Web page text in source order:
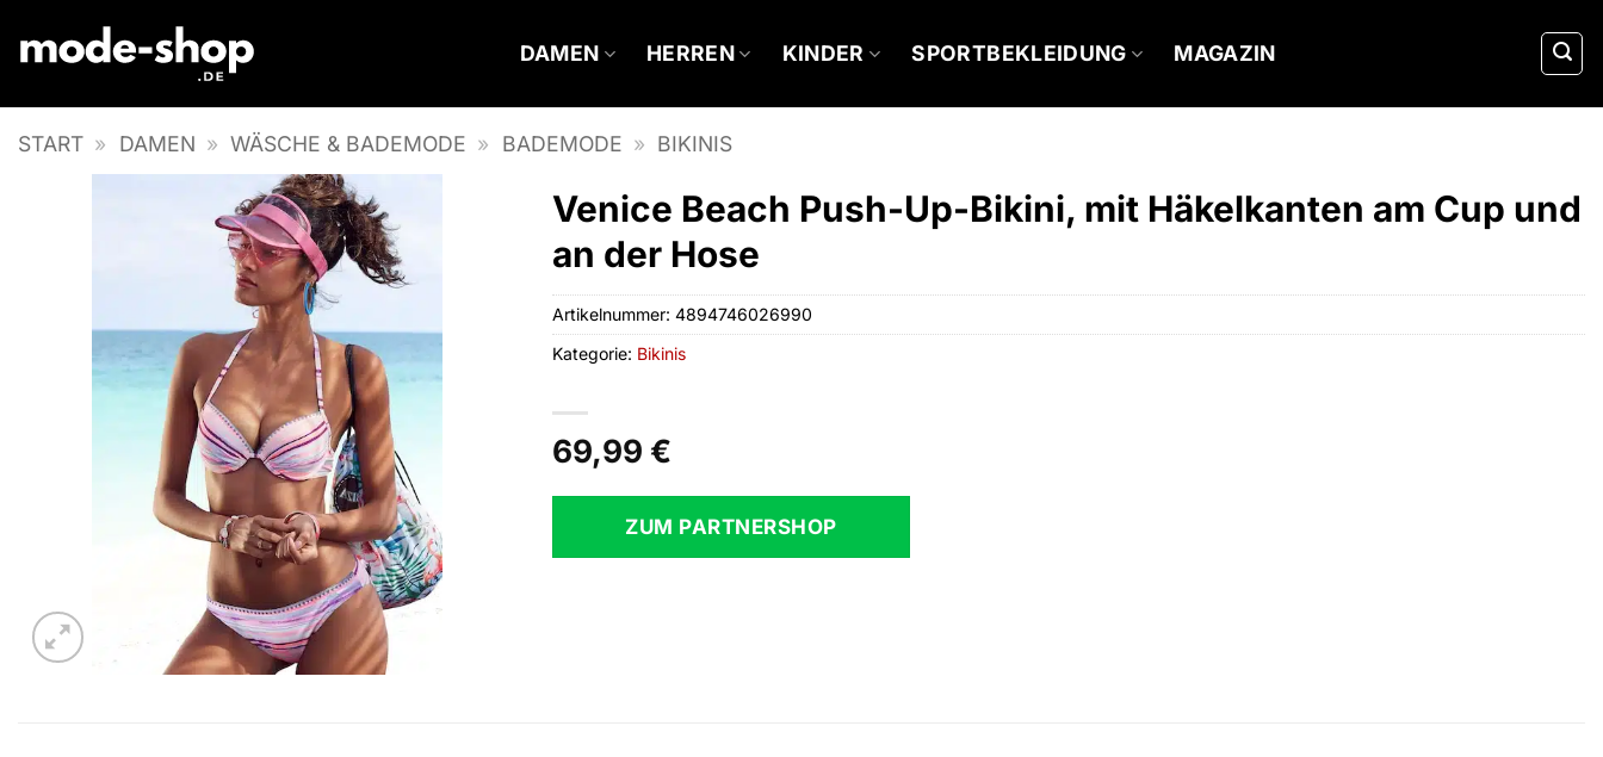
Inhalt
DAMEN HERREN KINDER SPORTBEKLEIDUNG MAGAZIN
START » DAMEN » WÄSCHE & BADEMODE » BADEMODE » BIKINIS
Venice Beach Push-Up-Bikini, mit Häkelkanten am Cup und
an der Hose
69,99 €
ZUM PARTNERSHOP
Artikelnummer: 4894746026990
Kategorie: Bikinis